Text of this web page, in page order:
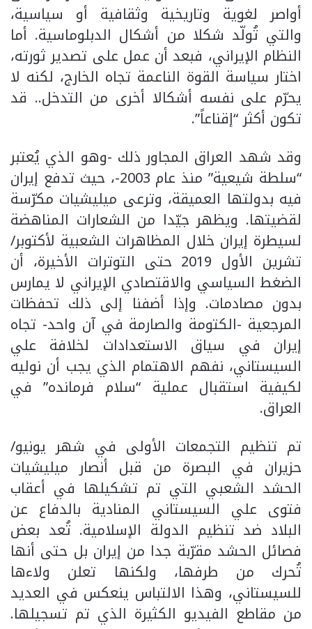
أواصر لغوية وتاريخية وثقافية أو سياسية،
والتي تُولّد شكلا من أشكال الدبلوماسية. أما
النظام الإيراني، فبعد أن عمل على تصدير ثورته،
اختار سياسة القوة الناعمة تجاه الخارج، لكنه لا
يحرّم على نفسه أشكالا أخرى من التدخل.. قد
تكون أكثر “إقناعاً”.
وقد شهد العراق المجاور ذلك -وهو الذي يُعتبر
“سلطة شيعية” منذ عام 2003-، حيث تدفع إيران
فيه بدولتها العميقة، وترعى ميليشيات مكرّسة
لقضيتها. ويظهر جيّدا من الشعارات المناهضة
لسيطرة إيران خلال المظاهرات الشعبية لأكتوبر/
تشرين الأول 2019 حتى التوترات الأخيرة، أن
الضغط السياسي والاقتصادي الإيراني لا يمارس
بدون مصادمات. وإذا أضفنا إلى ذلك تحفظات
المرجعية -الكتومة والصارمة في آن واحد- تجاه
إيران في سياق الاستعدادات لخلافة علي
السيستاني، نفهم الاهتمام الذي يجب أن نوليه
لكيفية استقبال عملية “سلام فرمانده” في
العراق.
تم تنظيم التجمعات الأولى في شهر يونيو/
حزيران في البصرة من قبل أنصار ميليشيات
الحشد الشعبي التي تم تشكيلها في أعقاب
فتوى علي السيستاني المنادية بالدفاع عن
البلاد ضد تنظيم الدولة الإسلامية. تُعد بعض
فصائل الحشد مقرّبة جدا من إيران بل حتى أنها
تُحرك من طرفها، ولكنها تعلن ولاءها
للسيستاني، وهذا الالتباس ينعكس في العديد
من مقاطع الفيديو الكثيرة الذي تم تسجيلها.